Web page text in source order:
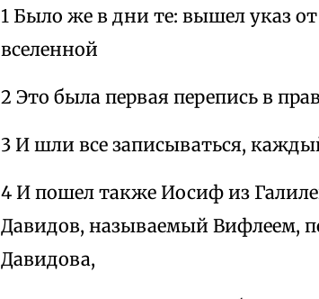
1 Было же в дни те: вышел указ от
вселенной
2 Это была первая перепись в
3 И шли все записываться,
4 И пошел также Иосиф из
Давидов, называемый Вифлеем,
Давидова,